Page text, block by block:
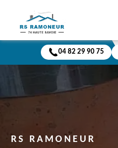
04 82 29 90 75
RS RAMONEUR